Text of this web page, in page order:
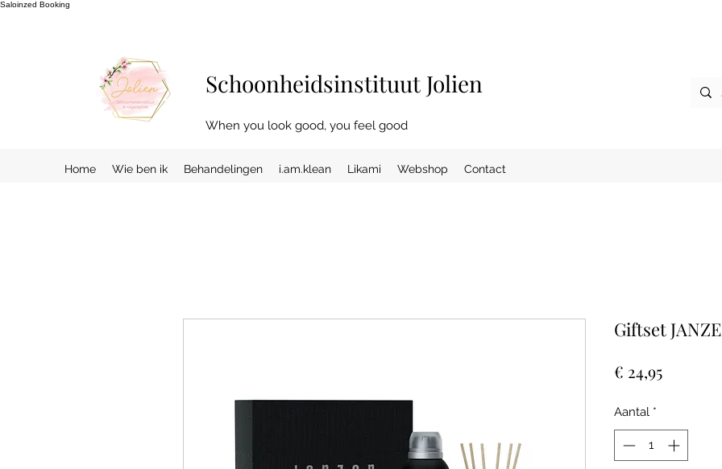
Saloinzed Booking
Schoonheidsinstituut Jolien
When you look good, you feel good
Home Wie ben ik Behandelingen i.am.klean Likami Webshop Contact
Giftset
€ 24,95Prijs
Aantal *